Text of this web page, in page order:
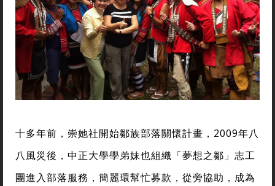
十多年前，崇她社開始鄒族部落關懷計畫，2009年八
八風災後，中正大學學弟妹也組織「夢想之鄒」志工
團進入部落服務，簡麗環幫忙募款，從旁協助，成為